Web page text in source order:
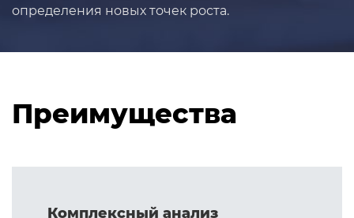
определения новых точек роста.
Преимущества
Комплексный анализ